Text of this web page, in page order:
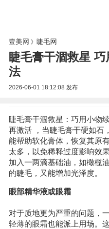
壹美网 》 睫毛网
睫毛膏干涸救星
法
2026-06-01 18:12:08发布
睫毛膏干涸救星：巧用小物
再激活 ，当睫毛膏干硬如石
能帮助软化膏体，恢复其原
太多，以免稀释过度影响效
加入一两滴基础油，如橄榄
的睫毛，又能增加光泽度。
眼部精华液或眼霜
对于质地更为严重的问题，
轻薄的眼霜也能派上用场。